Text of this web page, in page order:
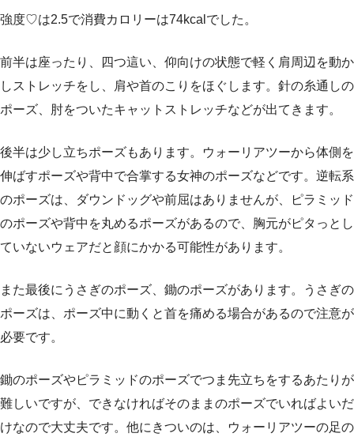
強度♡は2.5で消費カロリーは74kcalでした。
前半は座ったり、四つ這い、仰向けの状態で軽く肩周辺を動か
しストレッチをし、肩や首のこりをほぐします。針の糸通しの
ポーズ、肘をついたキャットストレッチなどが出てきます。
後半は少し立ちポーズもあります。ウォーリアツーから体側を
伸ばすポーズや背中で合掌する女神のポーズなどです。逆転系
のポーズは、ダウンドッグや前屈はありませんが、ピラミッド
のポーズや背中を丸めるポーズがあるので、胸元がピタっとし
ていないウェアだと顔にかかる可能性があります。
また最後にうさぎのポーズ、鋤のポーズがあります。うさぎの
ポーズは、ポーズ中に動くと首を痛める場合があるので注意が
必要です。
鋤のポーズやピラミッドのポーズでつま先立ちをするあたりが
難しいですが、できなければそのままのポーズでいればよいだ
けなので大丈夫です。他にきついのは、ウォーリアツーの足の